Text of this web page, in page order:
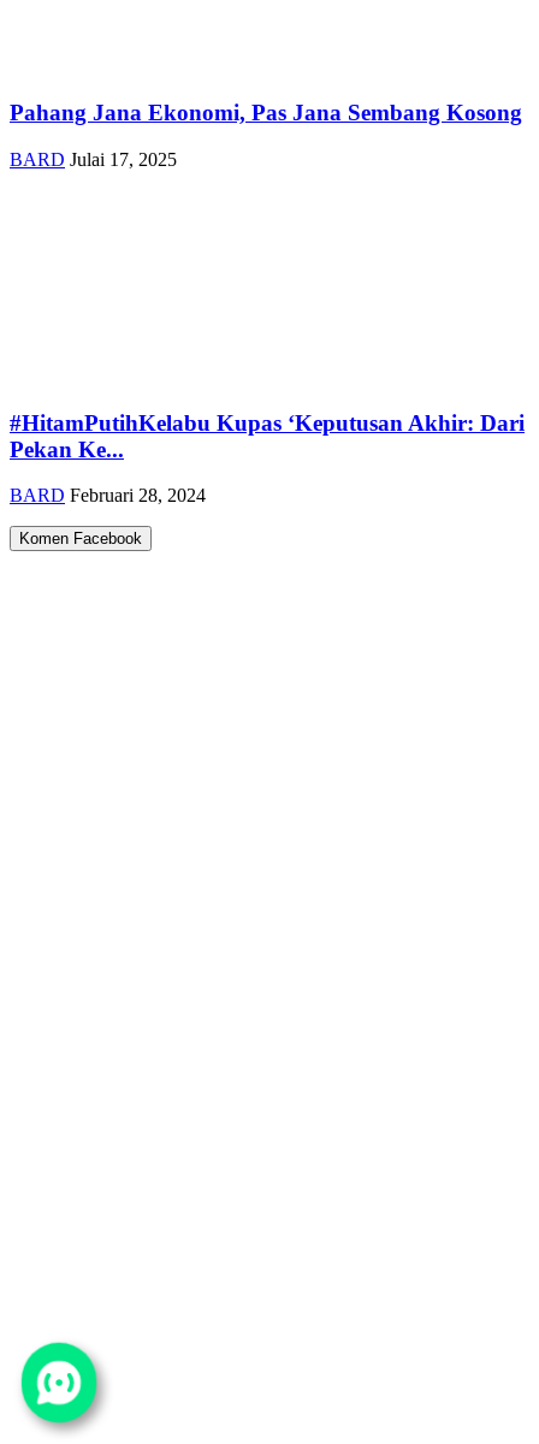
Pahang Jana Ekonomi, Pas Jana Sembang Kosong
BARD Julai 17, 2025
#HitamPutihKelabu Kupas ‘Keputusan Akhir: Dari
Pekan Ke...
BARD Februari 28, 2024
Komen Facebook